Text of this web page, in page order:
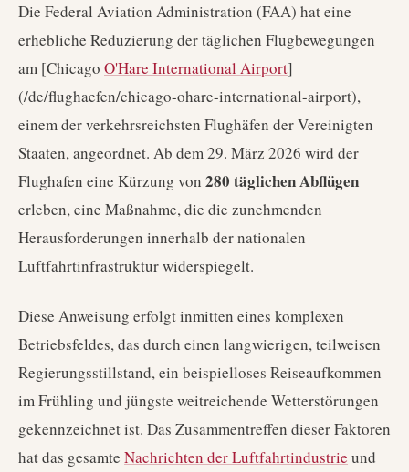
Die Federal Aviation Administration (FAA) hat eine
erhebliche Reduzierung der täglichen Flugbewegungen
am [Chicago O'Hare International Airport]
(/de/flughaefen/chicago-ohare-international-airport),
einem der verkehrsreichsten Flughäfen der Vereinigten
Staaten, angeordnet. Ab dem 29. März 2026 wird der
Flughafen eine Kürzung von 280 täglichen Abflügen
erleben, eine Maßnahme, die die zunehmenden
Herausforderungen innerhalb der nationalen
Luftfahrtinfrastruktur widerspiegelt.
Diese Anweisung erfolgt inmitten eines komplexen
Betriebsfeldes, das durch einen langwierigen, teilweisen
Regierungsstillstand, ein beispielloses Reiseaufkommen
im Frühling und jüngste weitreichende Wetterstörungen
gekennzeichnet ist. Das Zusammentreffen dieser Faktoren
hat das gesamte Nachrichten der Luftfahrtindustrie und